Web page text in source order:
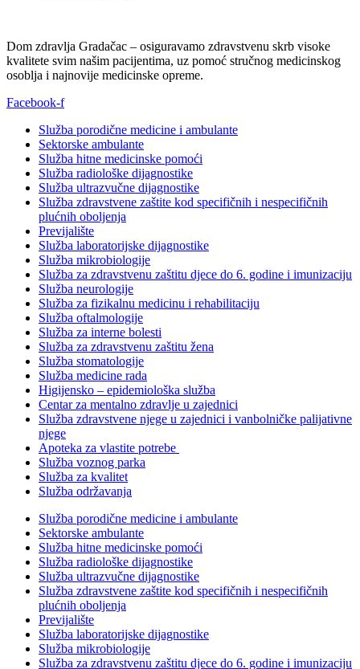
Dom zdravlja Gradačac – osiguravamo zdravstvenu skrb visoke
kvalitete svim našim pacijentima, uz pomoć stručnog medicinskog
osoblja i najnovije medicinske opreme.
Facebook-f
Služba porodične medicine i ambulante
Sektorske ambulante
Služba hitne medicinske pomoći
Služba radiološke dijagnostike
Služba ultrazvučne dijagnostike
Služba zdravstvene zaštite kod specifičnih i nespecifičnih
plućnih oboljenja
Previjalište
Služba laboratorijske dijagnostike
Služba mikrobiologije
Služba za zdravstvenu zaštitu djece do 6. godine i imunizaciju
Služba neurologije
Služba za fizikalnu medicinu i rehabilitaciju
Služba oftalmologije
Služba za interne bolesti
Služba za zdravstvenu zaštitu žena
Služba stomatologije
Služba medicine rada
Higijensko – epidemiološka služba
Centar za mentalno zdravlje u zajednici
Služba zdravstvene njege u zajednici i vanbolničke palijativne
njege
Apoteka za vlastite potrebe
Služba voznog parka
Služba za kvalitet
Služba održavanja
Služba porodične medicine i ambulante
Sektorske ambulante
Služba hitne medicinske pomoći
Služba radiološke dijagnostike
Služba ultrazvučne dijagnostike
Služba zdravstvene zaštite kod specifičnih i nespecifičnih
plućnih oboljenja
Previjalište
Služba laboratorijske dijagnostike
Služba mikrobiologije
Služba za zdravstvenu zaštitu djece do 6. godine i imunizaciju